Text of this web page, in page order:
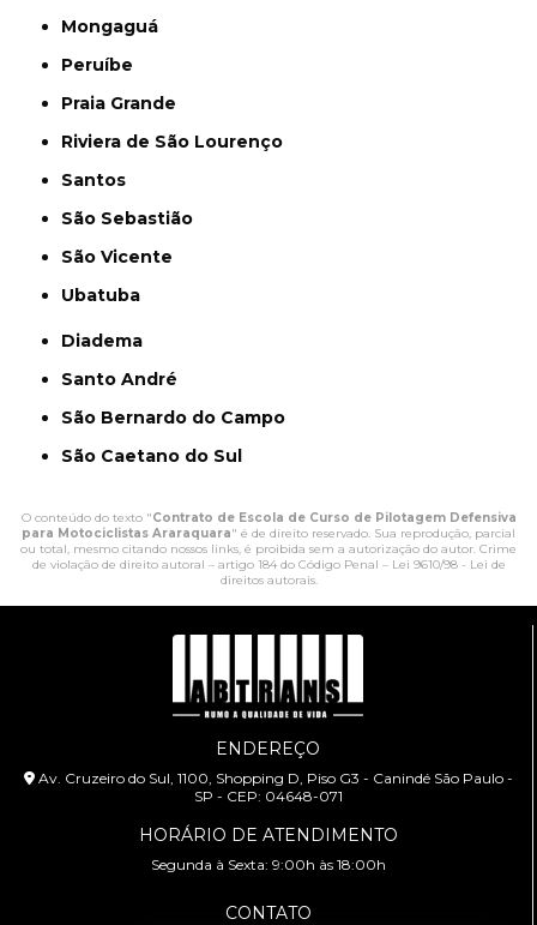
Mongaguá
Peruíbe
Praia Grande
Riviera de São Lourenço
Santos
São Sebastião
São Vicente
Ubatuba
Diadema
Santo André
São Bernardo do Campo
São Caetano do Sul
O conteúdo do texto "Contrato de Escola de Curso de Pilotagem Defensiva
para Motociclistas Araraquara" é de direito reservado. Sua reprodução, parcial
ou total, mesmo citando nossos links, é proibida sem a autorização do autor. Crime
de violação de direito autoral – artigo 184 do Código Penal – Lei 9610/98 - Lei de
direitos autorais.
ENDEREÇO
Av. Cruzeiro do Sul, 1100, Shopping D, Piso G3 - Canindé São Paulo -
SP - CEP: 04648-071
HORÁRIO DE ATENDIMENTO
Segunda à Sexta: 9:00h às 18:00h
CONTATO